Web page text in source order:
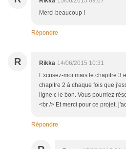
Merci beaucoup !
Répondre
R Rikka 14/06/2015 10:31
Excusez-moi mais le chapitre 3
chapitre 2 à chaque fois que
ligne c le bon. Vous pourriez
<br /> Et merci pour ce projet,
Répondre